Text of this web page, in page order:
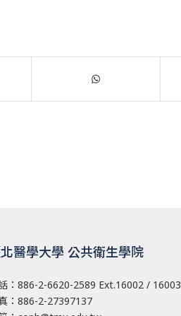
醫學大學 公共衛生學院
： 886-2-6620-2589 Ext.16002 / 16003
：886-2-27397137